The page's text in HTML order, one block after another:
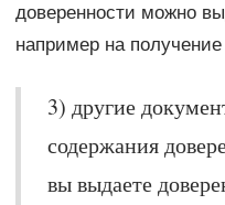
доверенности можно
например на
3) другие
содержания
вы выдаете